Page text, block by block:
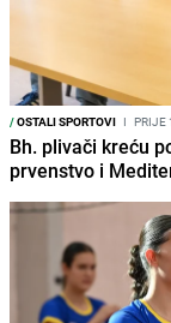
/OSTALI SPORTOVI I PRIJE
Bh. plivači kreću
prvenstvo i